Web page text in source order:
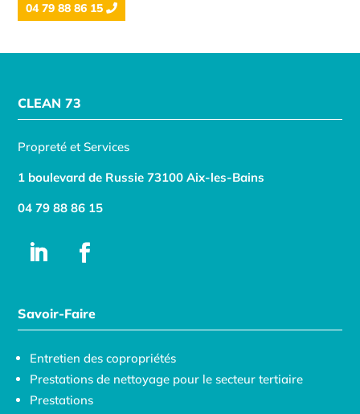
04 79 88 86 15
CLEAN 73
Propreté et Services
1 boulevard de Russie 73100 Aix-les-Bains
04 79 88 86 15
Savoir-Faire
Entretien des copropriétés
Prestations de nettoyage pour le secteur tertiaire
Prestations